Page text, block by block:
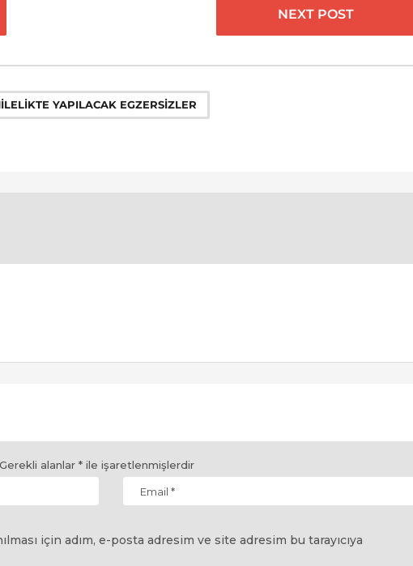
NEXT POST
YAPILACAK EGZERSIZLER
Gerekli alanlar * ile işaretlenmişlerdir
için adım, e-posta adresim ve site adresim bu tarayıcıya